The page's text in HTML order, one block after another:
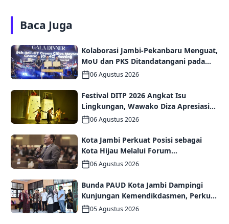
Baca Juga
Kolaborasi Jambi-Pekanbaru Menguat,
MoU dan PKS Ditandatangani pada
Gala Dinner GCMC IMT-GT ke-9 Tahun
2026
06 Agustus 2026
Festival DITP 2026 Angkat Isu
Lingkungan, Wawako Diza Apresiasi
Karya Seniman Jambi
06 Agustus 2026
Kota Jambi Perkuat Posisi sebagai
Kota Hijau Melalui Forum
Internasional IMT-GT GCMC 2026
06 Agustus 2026
Bunda PAUD Kota Jambi Dampingi
Kunjungan Kemendikdasmen, Perkuat
Kolaborasi Wujudkan PAUD
05 Agustus 2026